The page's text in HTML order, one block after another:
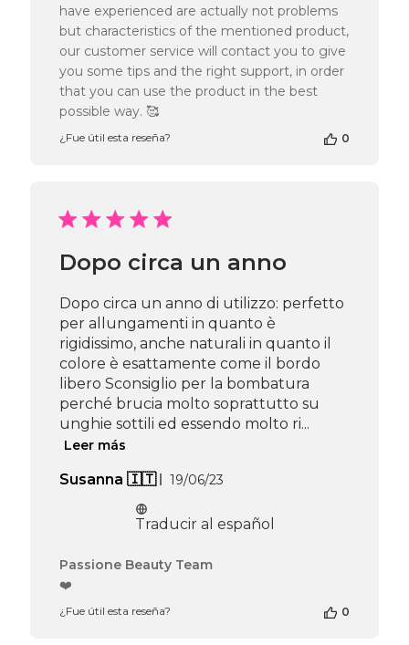
tienda
en
la
reseña
de
Passione
have experienced are actually not problems
but characteristics of the mentioned product,
our customer service will contact you to give
you some tips and the right support, in order
that you can use the product in the best
possible way. 🥰
¿Fue útil esta reseña? 0
Dopo circa un anno
Dopo circa un anno di utilizzo: perfetto
per allungamenti in quanto è
rigidissimo, anche naturali in quanto il
colore è esattamente come il bordo
libero Sconsiglio per la bombatura
perché brucia molto soprattutto su
unghie sottili ed essendo molto ri...
Leer más
Susanna 🇮🇹
Fecha
publicación
19/06/23
Traducir al español
Comentarios
Passione Beauty Team
❤️
¿Fue útil esta reseña? 0